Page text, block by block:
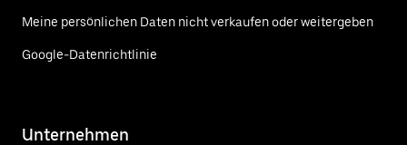
Meine persönlichen Daten nicht verkaufen oder weitergeben
Google-Datenrichtlinie
Unternehmen